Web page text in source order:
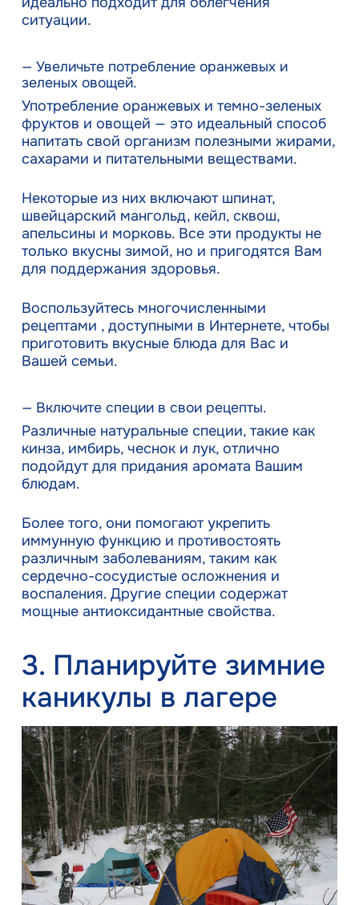
ситуации.
— Увеличьте потребление оранжевых и
зеленых овощей.
Употребление оранжевых и темно-зеленых
фруктов и овощей — это идеальный способ
напитать свой организм полезными жирами,
сахарами и питательными веществами.
Некоторые из них включают шпинат,
швейцарский мангольд, кейл, сквош,
апельсины и морковь. Все эти продукты не
только вкусны зимой, но и пригодятся Вам
для поддержания здоровья.
Воспользуйтесь многочисленными
рецептами , доступными в Интернете, чтобы
приготовить вкусные блюда для Вас и
Вашей семьи.
— Включите специи в свои рецепты.
Различные натуральные специи, такие как
кинза, имбирь, чеснок и лук, отлично
подойдут для придания аромата Вашим
блюдам.
Более того, они помогают укрепить
иммунную функцию и противостоять
различным заболеваниям, таким как
сердечно-сосудистые осложнения и
воспаления. Другие специи содержат
мощные антиоксидантные свойства.
3. Планируйте зимние
каникулы в лагере